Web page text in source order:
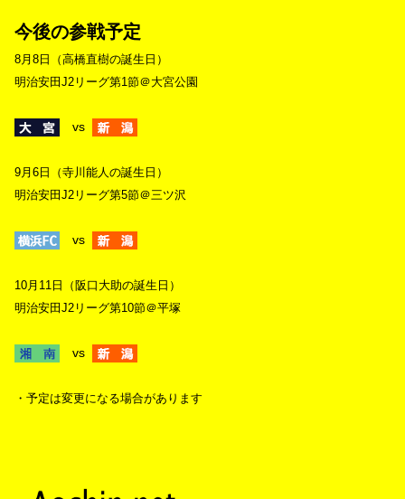
今後の参戦予定
8月8日（高橋直樹の誕生日）
明治安田J2リーグ第1節＠大宮公園
vs
9月6日（寺川能人の誕生日）
明治安田J2リーグ第5節＠三ツ沢
vs
10月11日（阪口大助の誕生日）
明治安田J2リーグ第10節＠平塚
vs
・予定は変更になる場合があります